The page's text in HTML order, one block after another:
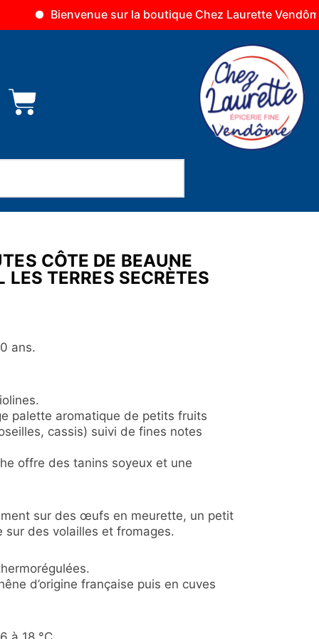
sur la boutique Chez Laurette Vendôme La
CÔTE DE BEAUNE
TERRES SECRÈTES
ans.
palette aromatique de petits fruits
cassis) suivi de fines notes
offre des tanins soyeux et une
sur des œufs en meurette, un petit
sur des volailles et fromages.
d’origine française puis en cuves